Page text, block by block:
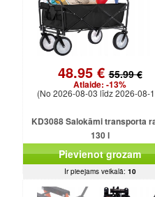
48.95 €55.99 €
Atlaide: -13%
(No 2026-08-03 līdz 2026-08-
KD3088 Salokāmi transporta
130 l
Pievienot grozam
Ir pieejams veikalā: 10